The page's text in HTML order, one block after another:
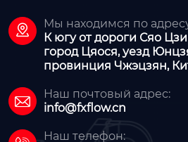

Мы находимся по
К югу от дороги Сяо
город Цяося, уезд
провинция Чжэцзян,

Наш почтовый адрес:
info@fxflow.cn
Наш телефон: